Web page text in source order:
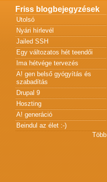
Friss blogbejegyzések
Utolsó
Nyári hírlevél
Jailed SSH
Egy változatos hét teendői
Ima hétvége tervezés
A! gen belső gyógyítás és
szabadítás
Drupal 9
Hoszting
A! generáció
Beindul az élet :-)
Több